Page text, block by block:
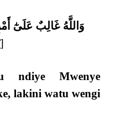
وَاللَّهُ غَالِبٌ عَلَىٰٓ
]
ndiye Mwenye
lakini watu wengi